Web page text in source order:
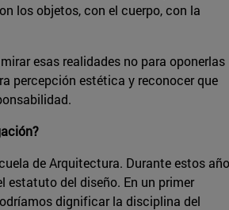
los objetos, con el cuerpo, con la
esas realidades no para oponerlas
percepción estética y reconocer que
de Arquitectura. Durante estos
estatuto del diseño. En un primer
dignificar la disciplina del